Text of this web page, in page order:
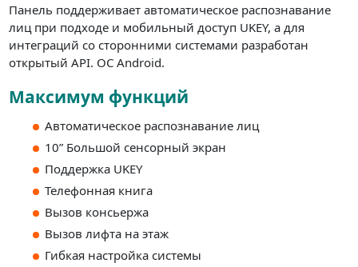
Панель поддерживает автоматическое распознавание
лиц при подходе и мобильный доступ UKEY, а для
интеграций со сторонними системами разработан
открытый API. ОС Android.
Максимум функций
Автоматическое распознавание лиц
10” Большой сенсорный экран
Поддержка UKEY
Телефонная книга
Вызов консьержа
Вызов лифта на этаж
Гибкая настройка системы